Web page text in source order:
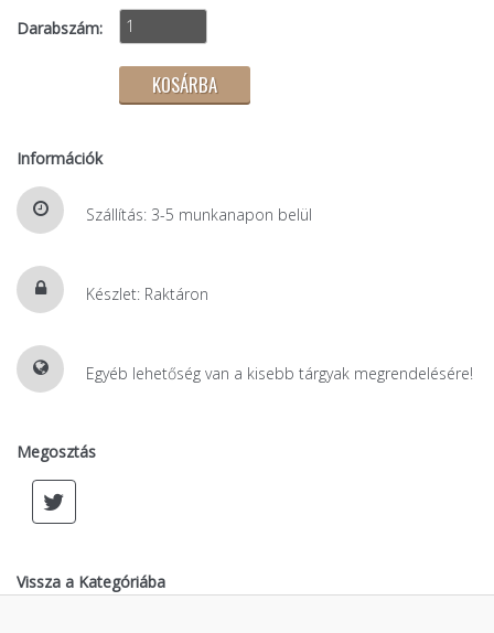
Darabszám:
Információk
Szállítás: 3-5 munkanapon belül
Készlet: Raktáron
Egyéb lehetőség van a kisebb tárgyak megrendelésére!
Megosztás
Vissza a Kategóriába